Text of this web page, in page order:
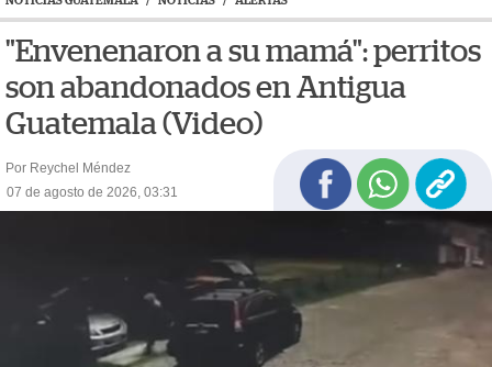
"Envenenaron a su mamá": perritos
son abandonados en Antigua
Guatemala (Video)
Por Reychel Méndez
07 de agosto de 2026, 03:31